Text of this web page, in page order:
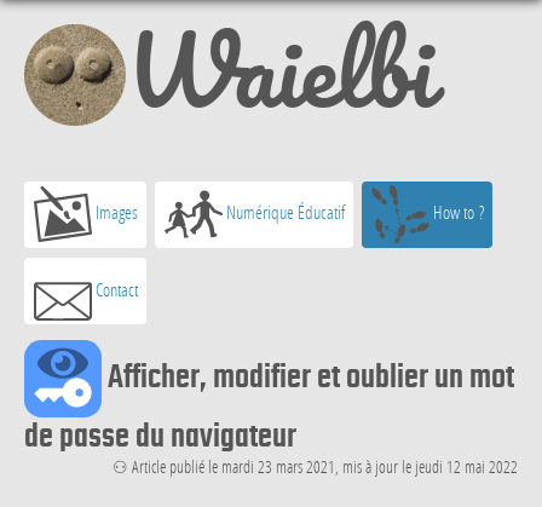
Waielbi
Images Numérique Éducatif How to ?
Contact
Afficher, modifier et oublier un mot
de passe du navigateur
⚇ Article publié le mardi 23 mars 2021, mis à jour le jeudi 12 mai 2022